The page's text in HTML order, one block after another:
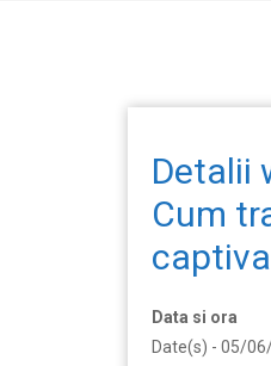
Detalii
Cum
Data si ora
Date(s) - 05/